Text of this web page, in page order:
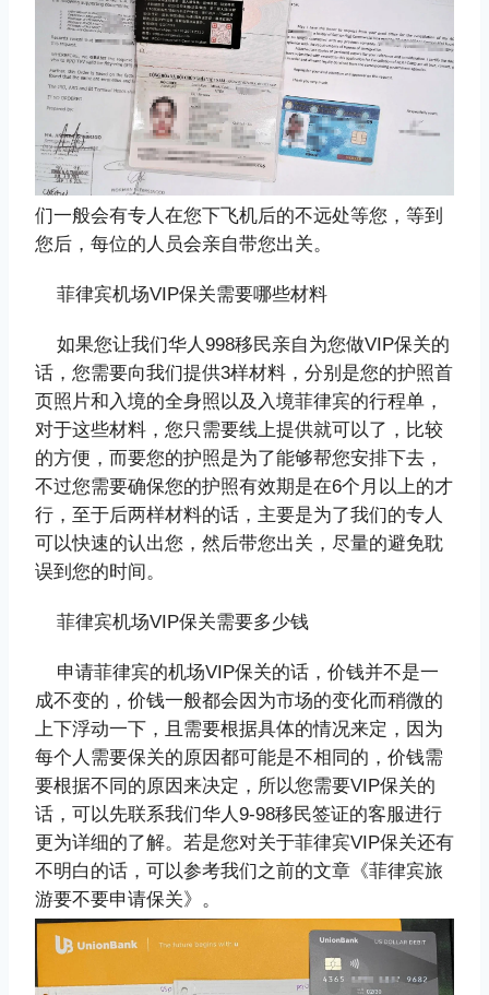
们一般会有专人在您下飞机后的不远处等您，等到
您后，每位的人员会亲自带您出关。
菲律宾机场VIP保关需要哪些材料
如果您让我们华人998移民亲自为您做VIP保关的
话，您需要向我们提供3样材料，分别是您的护照首
页照片和入境的全身照以及入境菲律宾的行程单，
对于这些材料，您只需要线上提供就可以了，比较
的方便，而要您的护照是为了能够帮您安排下去，
不过您需要确保您的护照有效期是在6个月以上的才
行，至于后两样材料的话，主要是为了我们的专人
可以快速的认出您，然后带您出关，尽量的避免耽
误到您的时间。
菲律宾机场VIP保关需要多少钱
申请菲律宾的机场VIP保关的话，价钱并不是一
成不变的，价钱一般都会因为市场的变化而稍微的
上下浮动一下，且需要根据具体的情况来定，因为
每个人需要保关的原因都可能是不相同的，价钱需
要根据不同的原因来决定，所以您需要VIP保关的
话，可以先联系我们华人9-98移民签证的客服进行
更为详细的了解。若是您对关于菲律宾VIP保关还有
不明白的话，可以参考我们之前的文章《菲律宾旅
游要不要申请保关》。